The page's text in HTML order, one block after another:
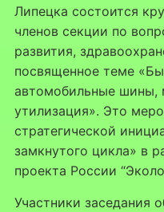
Липецка состоится
членов секции по
развития,
посвященное теме
автомобильные шины,
утилизация». Это
стратегической
замкнутого цикла» в
проекта России
Участники заседания